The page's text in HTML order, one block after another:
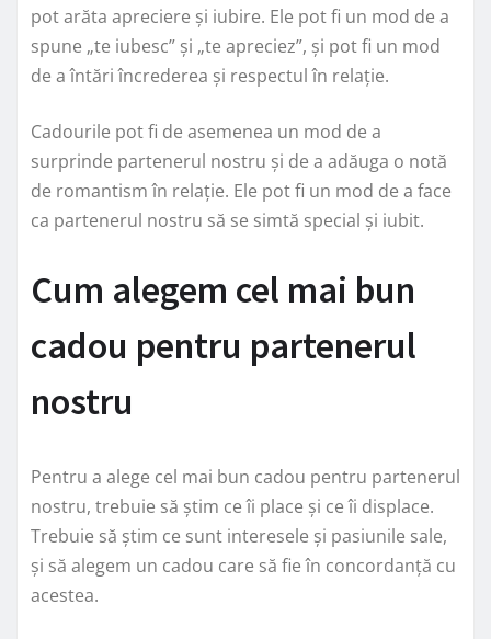
pot arăta apreciere și iubire. Ele pot fi un mod de a
spune „te iubesc” și „te apreciez”, și pot fi un mod
de a întări încrederea și respectul în relație.
Cadourile pot fi de asemenea un mod de a
surprinde partenerul nostru și de a adăuga o notă
de romantism în relație. Ele pot fi un mod de a face
ca partenerul nostru să se simtă special și iubit.
Cum alegem cel mai bun
cadou pentru partenerul
nostru
Pentru a alege cel mai bun cadou pentru partenerul
nostru, trebuie să știm ce îi place și ce îi displace.
Trebuie să știm ce sunt interesele și pasiunile sale,
și să alegem un cadou care să fie în concordanță cu
acestea.